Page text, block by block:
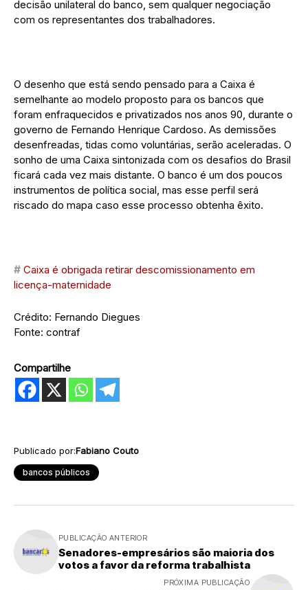
decisão unilateral do banco, sem qualquer negociação
com os representantes dos trabalhadores.
O desenho que está sendo pensado para a Caixa é
semelhante ao modelo proposto para os bancos que
foram enfraquecidos e privatizados nos anos 90, durante o
governo de Fernando Henrique Cardoso. As demissões
desenfreadas, tidas como voluntárias, serão aceleradas. O
sonho de uma Caixa sintonizada com os desafios do Brasil
ficará cada vez mais distante. O banco é um dos poucos
instrumentos de política social, mas esse perfil será
riscado do mapa caso esse processo obtenha êxito.
# Caixa é obrigada retirar descomissionamento em
licença-maternidade
Crédito: Fernando Diegues
Fonte: contraf
Compartilhe
Publicado por:Fabiano Couto
bancos públicos
PUBLICAÇÃO ANTERIOR
Senadores-empresários são maioria dos
votos a favor da reforma trabalhista
PRÓXIMA PUBLICAÇÃO